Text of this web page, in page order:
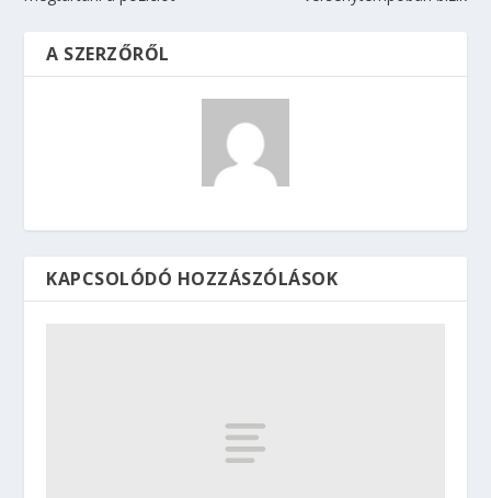
A SZERZŐRŐL
KAPCSOLÓDÓ HOZZÁSZÓLÁSOK